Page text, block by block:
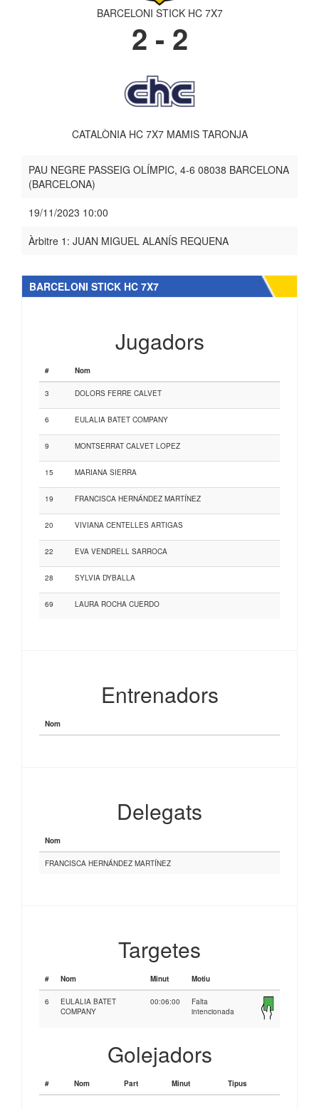
BARCELONI STICK HC 7X7
2 - 2
CATALÒNIA HC 7X7 MAMIS TARONJA
PAU NEGRE PASSEIG OLÍMPIC, 4-6 08038 BARCELONA
(BARCELONA)
19/11/2023 10:00
Àrbitre 1: JUAN MIGUEL ALANÍS REQUENA
BARCELONI STICK HC 7X7
Jugadors
# Nom
3 DOLORS FERRE CALVET
6 EULALIA BATET COMPANY
9 MONTSERRAT CALVET LOPEZ
15 MARIANA SIERRA
19 FRANCISCA HERNÁNDEZ MARTÍNEZ
20 VIVIANA CENTELLES ARTIGAS
22 EVA VENDRELL SARROCA
28 SYLVIA DYBALLA
69 LAURA ROCHA CUERDO
Entrenadors
Nom
Delegats
Nom
FRANCISCA HERNÁNDEZ MARTÍNEZ
Targetes
# Nom Minut Motiu
6
EULALIA BATET
COMPANY
00:06:00
Falta
intencionada
Golejadors
# Nom Part Minut Tipus